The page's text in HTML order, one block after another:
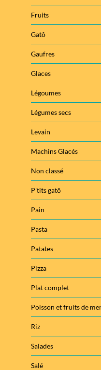
Fruits
Gatô
Gaufres
Glaces
Légoumes
Légumes secs
Levain
Machins Glacés
Non classé
P'tits gatô
Pain
Pasta
Patates
Pizza
Plat complet
Poisson et fruits de
Riz
Salades
Salé